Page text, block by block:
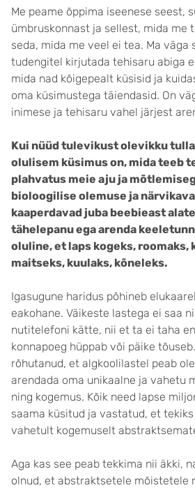
Me peame õppima iseenese seest,
ümbruskonnast ja sellest, mida me
seda, mida me veel ei tea. Ma väga
tudengitel kirjutada tehisaru abiga
mida nad kõigepealt küsisid ja
oma küsimustega täiendasid. On
inimese ja tehisaru vahel järjest
Kui nüüd tulevikust olevikku
olulisem küsimus on, mida teeb
plahvatus meie aju ja
bioloogilise olemuse ja
kaaperdavad juba beebieast
tähelepanu ega arenda
oluline, et laps kogeks, roomaks,
maitseks, kuulaks, kõneleks.
Igasugune haridus põhineb
eakohane. Väikeste lastega ei saa
nutitelefoni kätte, nii et ta ei taha
konnapoeg hüppab või päike
rõhutanud, et algkoolilastel peab
arendada oma unikaalne ja vahetu
ning kogemus. Kõik need lapse
saama küsitud ja vastatud, et
vahetult kogemuselt
Aga kas see peab tekkima nii äkki,
olnud, et abstraktsetele mõistetele